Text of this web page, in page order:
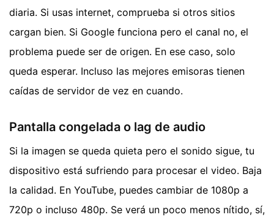
diaria. Si usas internet, comprueba si otros sitios
cargan bien. Si Google funciona pero el canal no, el
problema puede ser de origen. En ese caso, solo
queda esperar. Incluso las mejores emisoras tienen
caídas de servidor de vez en cuando.
Pantalla congelada o lag de audio
Si la imagen se queda quieta pero el sonido sigue, tu
dispositivo está sufriendo para procesar el video. Baja
la calidad. En YouTube, puedes cambiar de 1080p a
720p o incluso 480p. Se verá un poco menos nítido, sí,